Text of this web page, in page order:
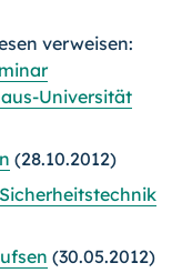
verweisen:
Universität
(28.10.2012)
(30.05.2012)